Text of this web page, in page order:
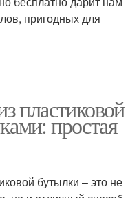
пригодных для
пластиковой
простая
бутылки – это не